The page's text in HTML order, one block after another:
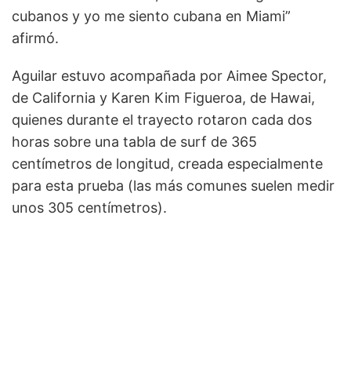
cubanos y yo me siento cubana en Miami”
afirmó.
Aguilar estuvo acompañada por Aimee Spector,
de California y Karen Kim Figueroa, de Hawai,
quienes durante el trayecto rotaron cada dos
horas sobre una tabla de surf de 365
centímetros de longitud, creada especialmente
para esta prueba (las más comunes suelen medir
unos 305 centímetros).